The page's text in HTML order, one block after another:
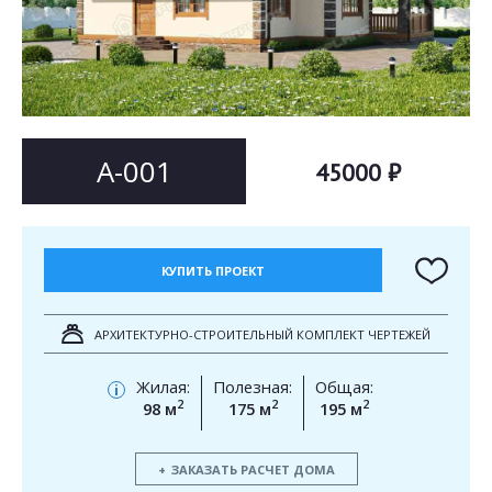
А-001 45000 ₽
КУПИТЬ ПРОЕКТ
АРХИТЕКТУРНО-СТРОИТЕЛЬНЫЙ КОМПЛЕКТ ЧЕРТЕЖЕЙ
i
Жилая:
98 м2
Полезная:
175 м2
Общая:
195 м2
ЗАКАЗАТЬ РАСЧЕТ ДОМА
Согласен на обработку персональных данных
ОТПРАВИТЬ
Согласен на обработку персональных данных
This site is protected by reCAPTCHA and the Google Privacy Policy and Terms of Service
apply.